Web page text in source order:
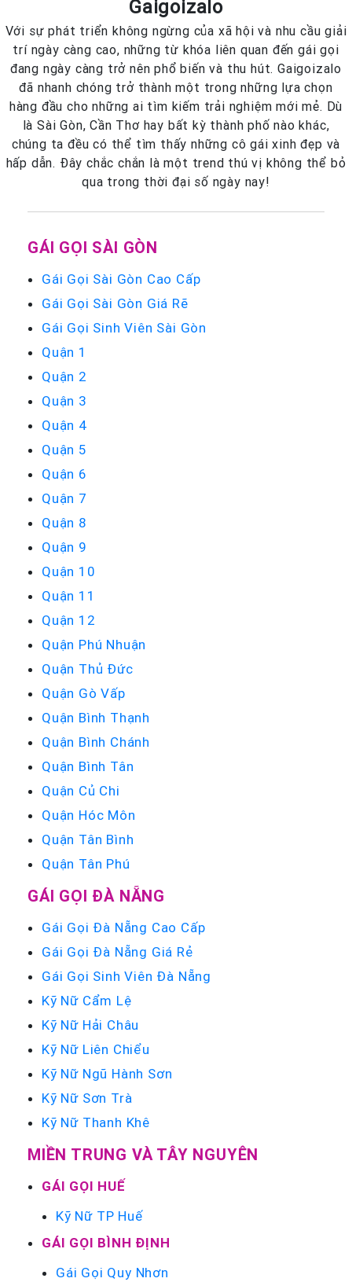
Gaigoizalo
Với sự phát triển không ngừng của xã hội và nhu cầu giải
trí ngày càng cao, những từ khóa liên quan đến gái gọi
đang ngày càng trở nên phổ biến và thu hút. Gaigoizalo
đã nhanh chóng trở thành một trong những lựa chọn
hàng đầu cho những ai tìm kiếm trải nghiệm mới mẻ. Dù
là Sài Gòn, Cần Thơ hay bất kỳ thành phố nào khác,
chúng ta đều có thể tìm thấy những cô gái xinh đẹp và
hấp dẫn. Đây chắc chắn là một trend thú vị không thể bỏ
qua trong thời đại số ngày nay!
GÁI GỌI SÀI GÒN
Gái Gọi Sài Gòn Cao Cấp
Gái Gọi Sài Gòn Giá Rẽ
Gái Gọi Sinh Viên Sài Gòn
Quận 1
Quận 2
Quận 3
Quận 4
Quận 5
Quận 6
Quận 7
Quận 8
Quận 9
Quận 10
Quận 11
Quận 12
Quận Phú Nhuận
Quận Thủ Đức
Quận Gò Vấp
Quận Bình Thạnh
Quận Bình Chánh
Quận Bình Tân
Quận Củ Chi
Quận Hóc Môn
Quận Tân Bình
Quận Tân Phú
GÁI GỌI ĐÀ NẴNG
Gái Gọi Đà Nẵng Cao Cấp
Gái Gọi Đà Nẵng Giá Rẻ
Gái Gọi Sinh Viên Đà Nẵng
Kỹ Nữ Cẩm Lệ
Kỹ Nữ Hải Châu
Kỹ Nữ Liên Chiểu
Kỹ Nữ Ngũ Hành Sơn
Kỹ Nữ Sơn Trà
Kỹ Nữ Thanh Khê
MIỀN TRUNG VÀ TÂY NGUYÊN
GÁI GỌI HUẾ
Kỹ Nữ TP Huế
GÁI GỌI BÌNH ĐỊNH
Gái Gọi Quy Nhơn